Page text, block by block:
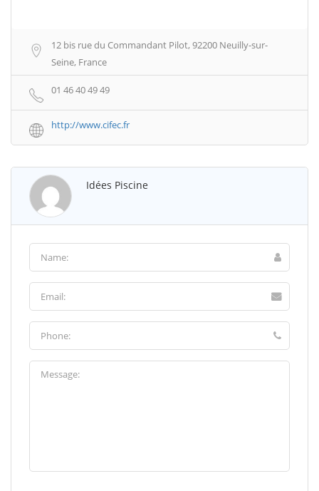
12 bis rue du Commandant Pilot, 92200 Neuilly-sur-
Seine, France
01 46 40 49 49
http://www.cifec.fr
Idées Piscine